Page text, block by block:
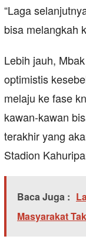
“Laga
bisa melangkah
Lebih jauh,
optimistis
melaju ke fase
kawan-kawan
terakhir yang
Stadion
Baca Juga :
Masyarakat